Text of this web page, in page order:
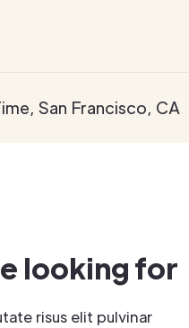
, San Francisco, CA
looking for
risus elit pulvinar